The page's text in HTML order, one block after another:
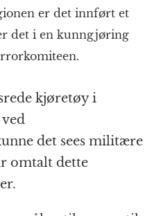
er det innført et
det i en kunngjøring
kjøretøy i
det sees militære
omtalt dette